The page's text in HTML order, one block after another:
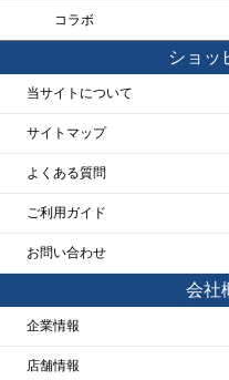
コラボ
ショッ
当サイトについて
サイトマップ
よくある質問
ご利用ガイド
お問い合わせ
会社
企業情報
店舗情報